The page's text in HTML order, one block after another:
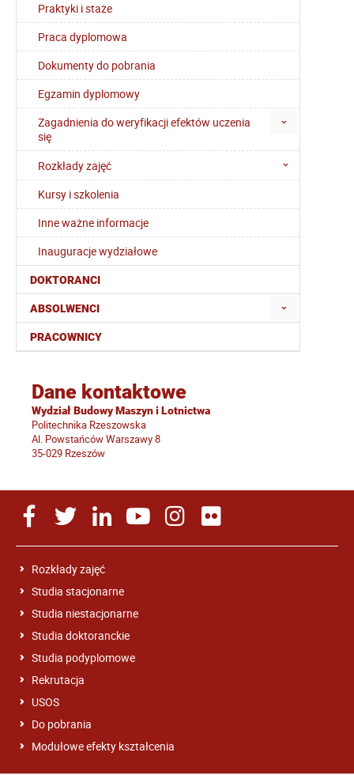
Praktyki i staże
Praca dyplomowa
Dokumenty do pobrania
Egzamin dyplomowy
Zagadnienia do weryfikacji efektów uczenia
się
Rozkłady zajęć
Kursy i szkolenia
Inne ważne informacje
Inauguracje wydziałowe
DOKTORANCI
ABSOLWENCI
PRACOWNICY
Dane kontaktowe
Wydział Budowy Maszyn i Lotnictwa
Politechnika Rzeszowska
Al. Powstańców Warszawy 8
35-029 Rzeszów
Rozkłady zajęć
Studia stacjonarne
Studia niestacjonarne
Studia doktoranckie
Studia podyplomowe
Rekrutacja
USOS
Do pobrania
Modułowe efekty kształcenia